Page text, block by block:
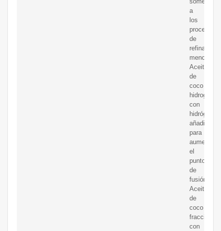
a
los
procesos
de
refinado
Aceite
de
coco
con
hidrógenos
añadidos
para
aumentar
el
punto
de
fusión.
Aceite
de
coco
con